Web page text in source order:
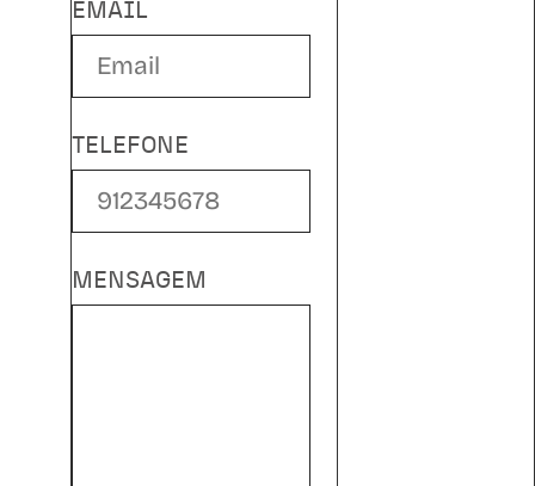
EMAIL
TELEFONE
MENSAGEM